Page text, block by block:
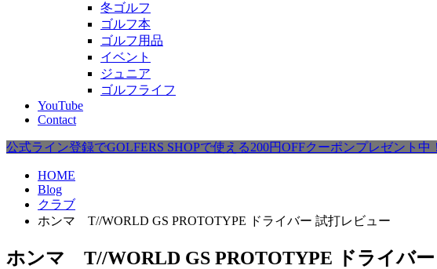
冬ゴルフ
ゴルフ本
ゴルフ用品
イベント
ジュニア
ゴルフライフ
YouTube
Contact
公式ライン登録でGOLFERS SHOPで使える200円OFFクーポンプレゼント中！
HOME
Blog
クラブ
ホンマ T//WORLD GS PROTOTYPE ドライバー 試打レビュー
ホンマ T//WORLD GS PROTOTYPE ドライバ